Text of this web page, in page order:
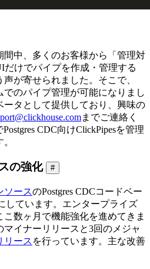
間中、多くのお客様から「管理対
けでパイプを作成・管理する
が寄せられました。そこで、
でのパイプ管理が可能になりまし
ータとして提供しており、興味の
までご連絡く
CDC向けClickPipesを管理
の強化 #
ソースのPostgres CDCコードベー
しています。エンタープライズ
数ヶ月で機能強化を進めてきま
マイナーリリースと3回のメジャ
リース を行っています。主な改善